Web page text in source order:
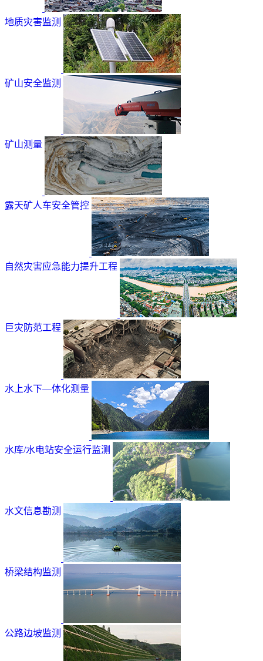
地质灾害监测
矿山安全监测
矿山测量
露天矿人车安全管控
自然灾害应急能力提升工程
巨灾防范工程
水上水下—体化测量
水库/水电站安全运行监测
水文信息勘测
桥梁结构监测
公路边坡监测